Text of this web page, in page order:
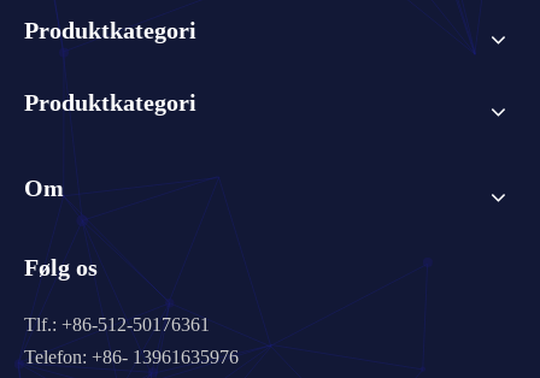
Produktkategori
Produktkategori
Om
Følg os
Tlf.: +86-512-50176361
Telefon: +86- 13961635976